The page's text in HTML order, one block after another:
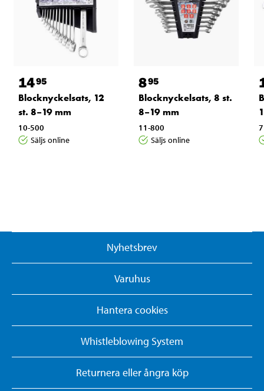
1495
Blocknyckelsats, 12
st. 8–19 mm
10-500
Säljs online
895
Blocknyckelsats, 8 st.
8–19 mm
11-800
Säljs online
Nyhetsbrev
Varuhus
Hantera cookies
Whistleblowing System
Returnera eller ångra köp